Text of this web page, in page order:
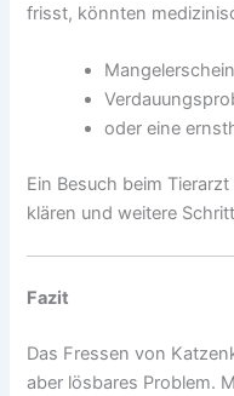
frisst, könnten
oder eine
Ein Besuch beim
klären und weitere
Fazit
Das Fressen von
aber lösbares Problem.